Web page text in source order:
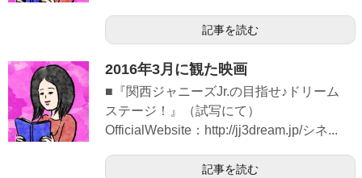
記事を読む
2016年3月に観た映画
■『関西ジャニーズJr.の目指せ♪ドリーム
ステージ！』（試写にて）
OfficialWebsite：http://jj3dream.jp/シネ...
記事を読む